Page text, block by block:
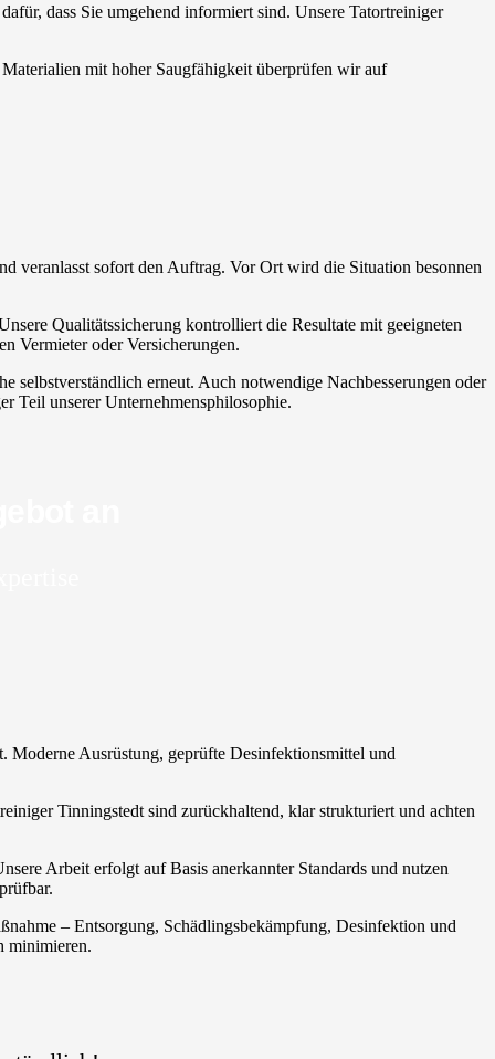
dass Sie umgehend informiert sind. Unsere Tatortreiniger
mit hoher Saugfähigkeit überprüfen wir auf
veranlasst sofort den Auftrag. Vor Ort wird die Situation besonnen
Qualitätssicherung kontrolliert die Resultate mit geeigneten
Vermieter oder Versicherungen.
selbstverständlich erneut. Auch notwendige Nachbesserungen oder
Teil unserer Unternehmensphilosophie.
Moderne Ausrüstung, geprüfte Desinfektionsmittel und
Tinningstedt sind zurückhaltend, klar strukturiert und achten
Arbeit erfolgt auf Basis anerkannter Standards und nutzen
– Entsorgung, Schädlingsbekämpfung, Desinfektion und
minimieren.